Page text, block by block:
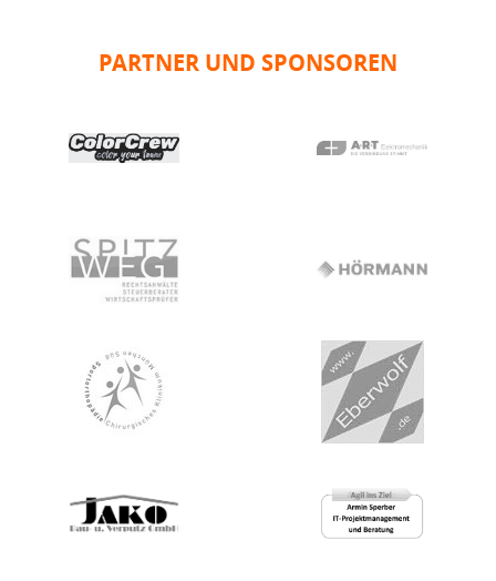
PARTNER UND SPONSOREN